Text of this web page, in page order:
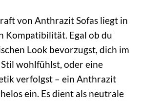
von Anthrazit Sofas liegt in
Kompatibilität. Egal ob du
Look bevorzugst, dich im
wohlfühlst, oder eine
verfolgst – ein Anthrazit
ein. Es dient als neutrale